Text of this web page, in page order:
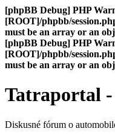
[phpBB Debug] PHP
[ROOT]/phpbb/
must be an array or an
[phpBB Debug] PHP
[ROOT]/phpbb/
must be an array or an
Tatraportal
Diskusné fórum o